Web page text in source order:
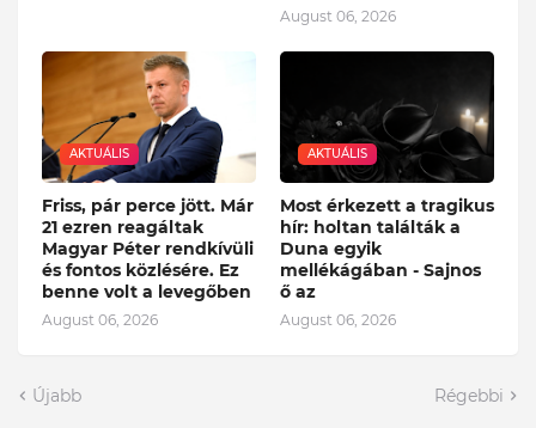
August 06, 2026
AKTUÁLIS
Friss, pár perce jött. Már
21 ezren reagáltak
Magyar Péter rendkívüli
és fontos közlésére. Ez
benne volt a levegőben
August 06, 2026
AKTUÁLIS
Most érkezett a tragikus
hír: holtan találták a
Duna egyik
mellékágában - Sajnos
ő az
August 06, 2026
Újabb Régebbi